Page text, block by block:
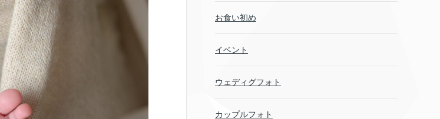
お食い初め
イベント
ウェディグフォト
カップルフォト